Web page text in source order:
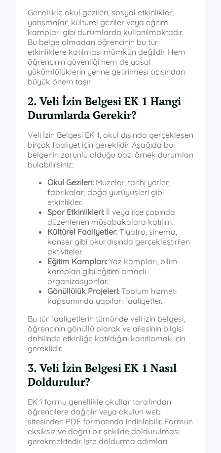
Genellikle okul gezileri, sosyal etkinlikler,
yarışmalar, kültürel geziler veya eğitim
kampları gibi durumlarda kullanılmaktadır.
Bu belge olmadan öğrencinin bu tür
etkinliklere katılması mümkün değildir. Hem
öğrencinin güvenliği hem de yasal
yükümlülüklerin yerine getirilmesi açısından
büyük önem taşır.
2. Veli İzin Belgesi EK 1 Hangi
Durumlarda Gerekir?
Veli İzin Belgesi EK 1, okul dışında gerçekleşen
birçok faaliyet için gereklidir. Aşağıda bu
belgenin zorunlu olduğu bazı örnek durumları
bulabilirsiniz:
Okul Gezileri: Müzeler, tarihi yerler,
fabrikalar, doğa yürüyüşleri gibi
etkinlikler.
Spor Etkinlikleri: İl veya ilçe çapında
düzenlenen müsabakalara katılım.
Kültürel Faaliyetler: Tiyatro, sinema,
konser gibi okul dışında gerçekleştirilen
aktiviteler.
Eğitim Kampları: Yaz kampları, bilim
kampları gibi eğitim amaçlı
organizasyonlar.
Gönüllülük Projeleri: Toplum hizmeti
kapsamında yapılan faaliyetler.
Bu tür faaliyetlerin tümünde veli izin belgesi,
öğrencinin gönüllü olarak ve ailesinin bilgisi
dahilinde etkinliğe katıldığını kanıtlamak için
gereklidir.
3. Veli İzin Belgesi EK 1 Nasıl
Doldurulur?
EK 1 formu genellikle okullar tarafından
öğrencilere dağıtılır veya okulun web
sitesinden PDF formatında indirilebilir. Formun
eksiksiz ve doğru bir şekilde doldurulması
gerekmektedir. İşte doldurma adımları: